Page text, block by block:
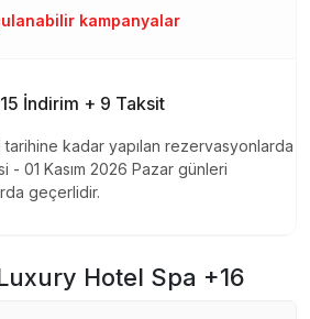
kampanyalar
İndirim + 9 Taksit
tarihine kadar yapılan rezervasyonlarda
- 01 Kasım 2026 Pazar günleri
geçerlidir.
Hotel Spa +16